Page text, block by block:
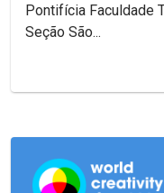
Pontifícia Faculdade
Seção São...